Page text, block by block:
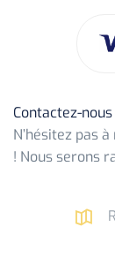
Contactez-nous
N’hésitez pas
! Nous serons